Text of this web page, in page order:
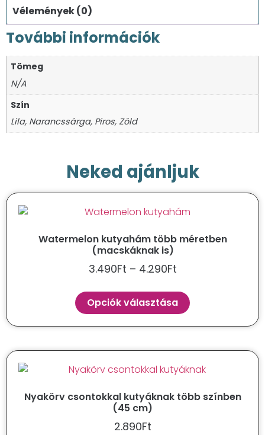
Vélemények (0)
További információk
Tömeg
N/A
Szín
Lila, Narancssárga, Piros, Zöld
Neked ajánljuk
Watermelon kutyahám több méretben
(macskáknak is)
3.490Ft – 4.290Ft
Opciók választása
Nyakörv csontokkal kutyáknak több színben
(45 cm)
2.890Ft